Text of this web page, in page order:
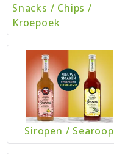
Snacks / Chips/
Kroepoek
Siropen / Searoop